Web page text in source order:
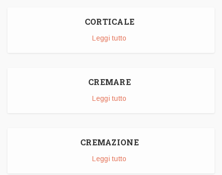
CORTICALE
Leggi tutto
CREMARE
Leggi tutto
CREMAZIONE
Leggi tutto